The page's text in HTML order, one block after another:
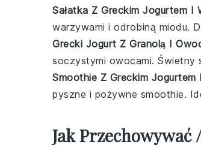
Sałatka Z Greckim Jogurtem I
warzywami i odrobiną miodu.
Grecki Jogurt Z Granolą I
soczystymi owocami. Świetny
Smoothie Z Greckim Jogurtem
pyszne i pożywne smoothie.
Jak